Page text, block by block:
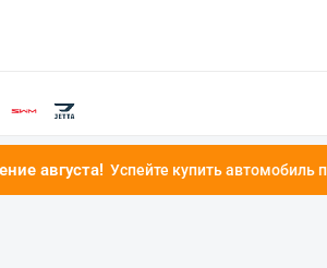
купить автомобиль по льготной ставке